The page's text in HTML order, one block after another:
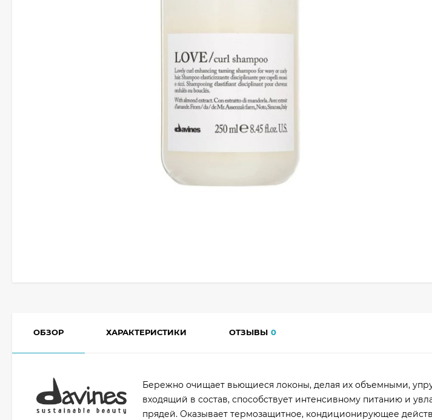
ОБЗОР ХАРАКТЕРИСТИКИ ОТЗЫВЫ 0
Бережно очищает вьющиеся локоны, делая их объемными,
входящий в состав, способствует интенсивному питанию и
прядей. Оказывает термозащитное, кондиционирующее